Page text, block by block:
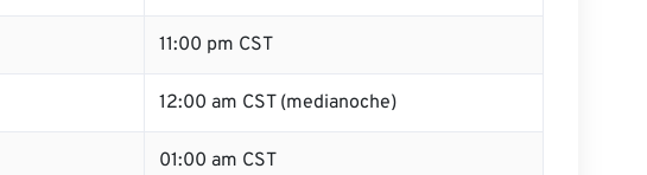
11:00 pm CST
12:00 am CST (medianoche)
01:00 am CST